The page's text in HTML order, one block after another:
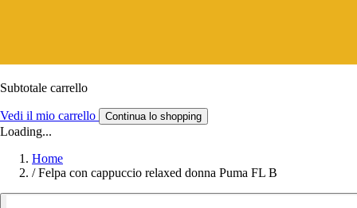
Subtotale carrello
Vedi il mio carrello Continua lo shopping
Loading...
Home
/ Felpa con cappuccio relaxed donna Puma FL B